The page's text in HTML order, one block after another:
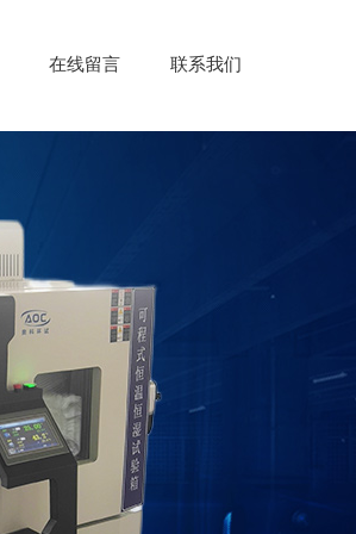
在线留言 联系我们